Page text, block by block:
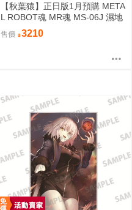
【秋葉猿】正日版1月預購 META
L ROBOT魂 MR魂 MS-06J 濕地
帶戰用 薩克 MS MUSEUM
售價 3210